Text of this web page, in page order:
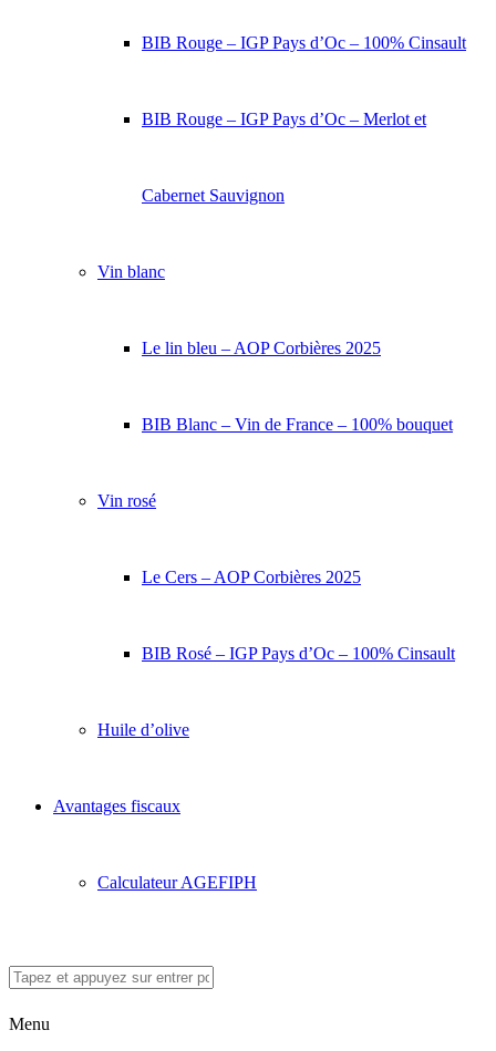
BIB Rouge – IGP Pays d’Oc – 100% Cinsault
BIB Rouge – IGP Pays d’Oc – Merlot et
Cabernet Sauvignon
Vin blanc
Le lin bleu – AOP Corbières 2025
BIB Blanc – Vin de France – 100% bouquet
Vin rosé
Le Cers – AOP Corbières 2025
BIB Rosé – IGP Pays d’Oc – 100% Cinsault
Huile d’olive
Avantages fiscaux
Calculateur AGEFIPH
Menu